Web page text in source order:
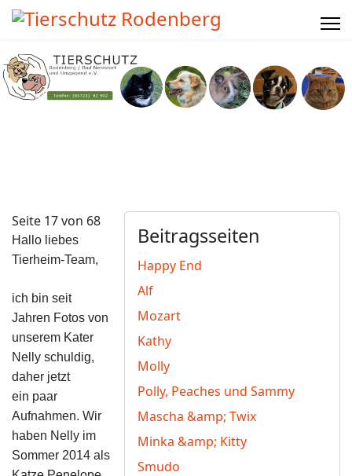
Beitragsseiten
Happy End
Alf
Mozart
Kathy
Molly
Polly, Peaches und Sammy
Mascha &amp; Twix
Minka &amp; Kitty
Smudo
Seite 17 von 68
Hallo liebes
Tierheim-Team,
ich bin seit
Jahren Fotos von
unserem Kater
Nelly schuldig,
daher jetzt
ein paar
Aufnahmen. Wir
haben Nelly im
Sommer 2014 als